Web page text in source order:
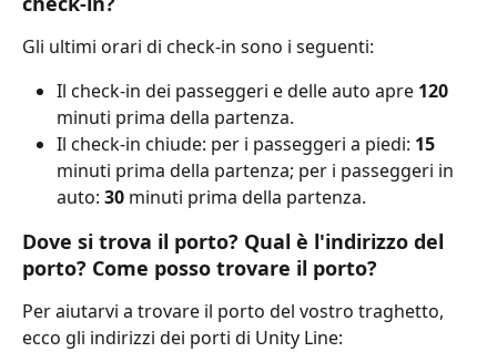
Gli ultimi orari di check-in sono i seguenti:
Il check-in dei passeggeri e delle auto apre 120
minuti prima della partenza.
Il check-in chiude: per i passeggeri a piedi: 15
minuti prima della partenza; per i passeggeri in
auto: 30 minuti prima della partenza.
Dove si trova il porto? Qual è l'indirizzo del
porto? Come posso trovare il porto?
Per aiutarvi a trovare il porto del vostro traghetto,
ecco gli indirizzi dei porti di Unity Line: